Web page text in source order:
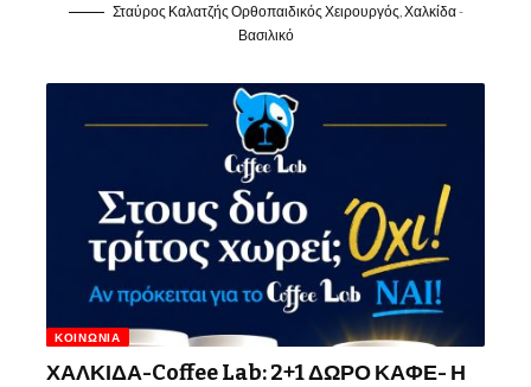
Σταύρος Καλατζής Ορθοπαιδικός Χειρουργός, Χαλκίδα -
Βασιλικό
ΚΟΙΝΩΝΊΑ
ΧΑΛΚΙΔΑ-Coffee Lab: 2+1 ΔΩΡΟ ΚΑΦΕ- Η